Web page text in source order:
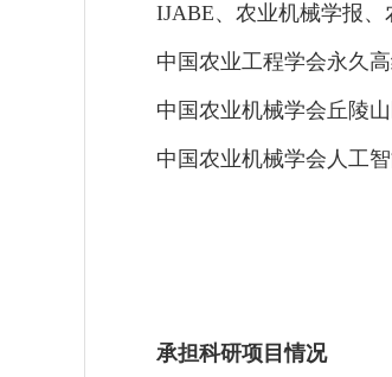
IJABE、农业机械学报
中国农业工程学会永久
中国农业机械学会丘陵
中国农业机械学会人工
承担科研项目情况